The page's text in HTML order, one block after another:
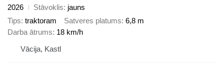
2026
Stāvoklis jauns
Tips traktoram Satveres platums 6,8 m
Darba ātrums 18 km/h
Vācija, Kastl